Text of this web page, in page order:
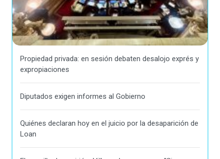
Propiedad privada: en sesión debaten desalojo exprés y
expropiaciones
Diputados exigen informes al Gobierno
Quiénes declaran hoy en el juicio por la desaparición de
Loan